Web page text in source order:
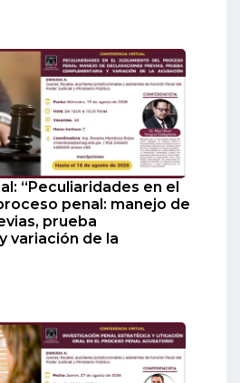
“Peculiaridades en el
penal: manejo de
prueba
variación de la